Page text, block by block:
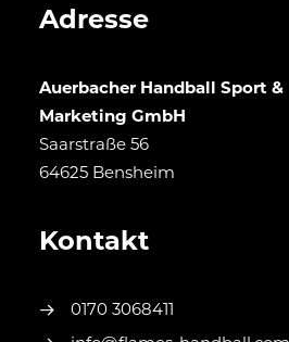
Adresse
Auerbacher Handball Sport &
Marketing GmbH
Saarstraße 56
64625 Bensheim
Kontakt
0170 3068411